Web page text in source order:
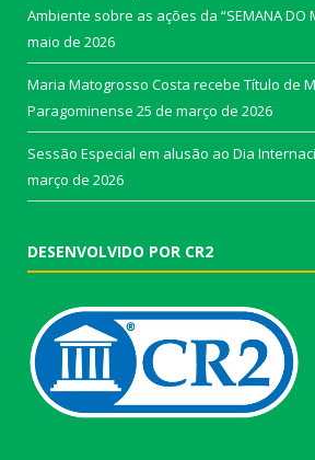
Ambiente sobre as ações da “SEMANA DO
maio de 2026
Maria Matogrosso Costa recebe Título de
Paragominense 25 de março de 2026
Sessão Especial em alusão ao Dia
março de 2026
DESENVOLVIDO POR CR2